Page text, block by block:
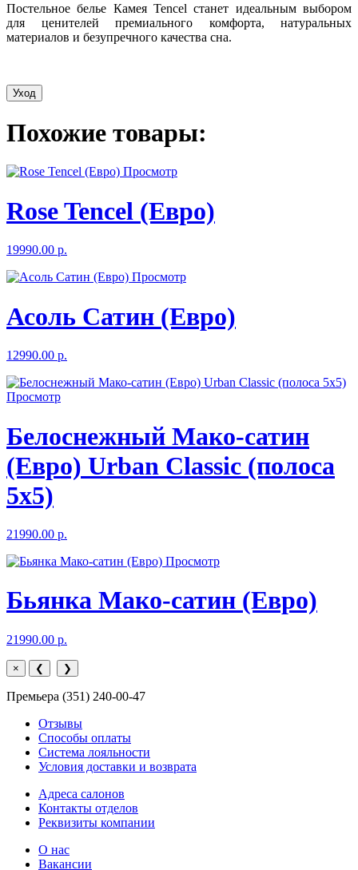
Постельное белье Камея Tencel станет идеальным выбором
для ценителей премиального комфорта, натуральных
материалов и безупречного качества сна.
Уход
Похожие товары:
Просмотр
Rose Tencel (Евро)
19990.00 р.
Просмотр
Асоль Сатин (Евро)
12990.00 р.
Просмотр
Белоснежный Мако-сатин
(Евро) Urban Classic (полоса
5x5)
21990.00 р.
Просмотр
Бьянка Мако-сатин (Евро)
21990.00 р.
× ❮ ❯
Премьера (351) 240-00-47
Отзывы
Способы оплаты
Система лояльности
Условия доставки и возврата
Адреса салонов
Контакты отделов
Реквизиты компании
О нас
Вакансии